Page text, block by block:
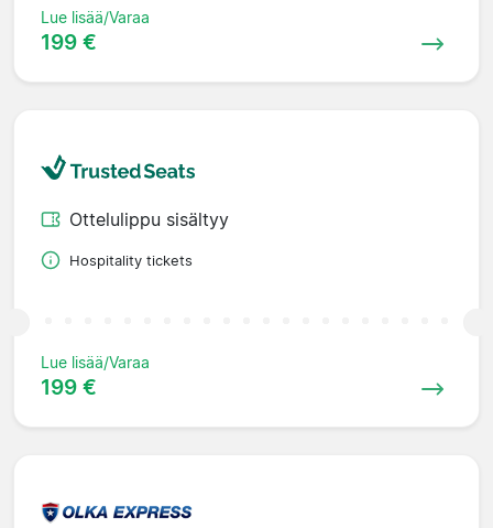
Lue lisää/Varaa
199 €
Ottelulippu sisältyy
Hospitality tickets
Lue lisää/Varaa
199 €